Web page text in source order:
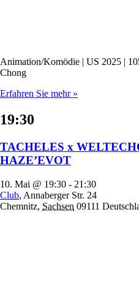
Animation/Komödie | US 2025 |
Chong
Erfahren Sie mehr »
19:30
TACHELES x
HAZE’EVOT
10. Mai @ 19:30 - 21:30
Club, Annaberger Str. 24
Chemnitz, Sachsen 09111